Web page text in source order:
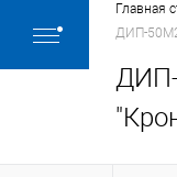
Главная
ДИП-50М2
ДИП-